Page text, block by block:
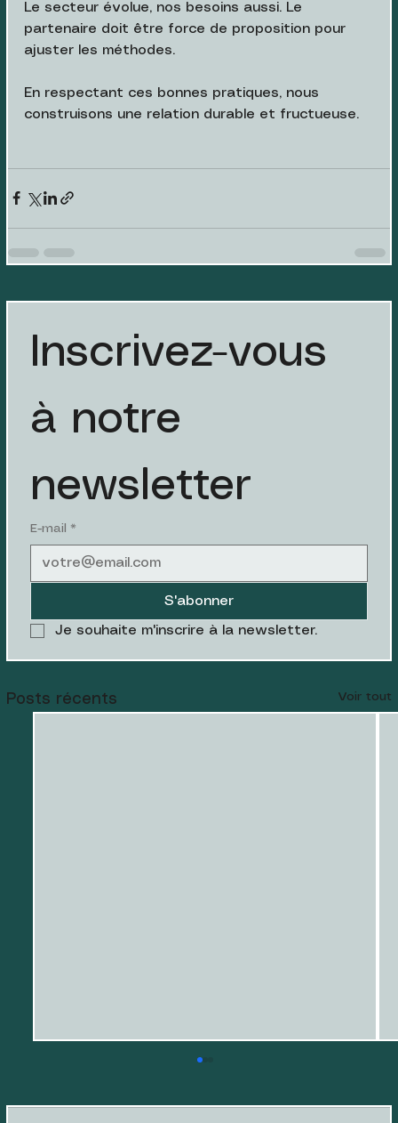
Le secteur évolue, nos besoins aussi. Le
partenaire doit être force de proposition pour
ajuster les méthodes.
En respectant ces bonnes pratiques, nous
construisons une relation durable et fructueuse.
Inscrivez-vous
à notre
newsletter
E-mail *
S'abonner
Je souhaite m'inscrire à la newsletter.
Posts récents Voir tout